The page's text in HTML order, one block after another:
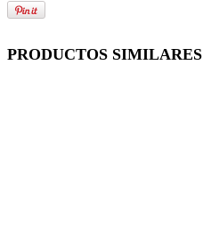
PRODUCTOS SIMILARES